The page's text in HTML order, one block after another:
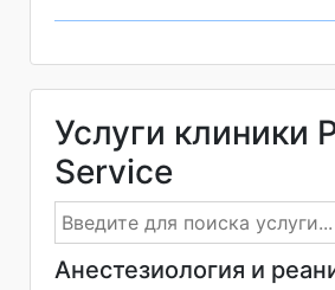
Услуги клиники
Service
Анестезиология и